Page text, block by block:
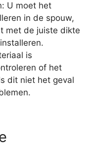
U moet het
in de spouw,
met de juiste dikte
is
of het
dit niet het geval